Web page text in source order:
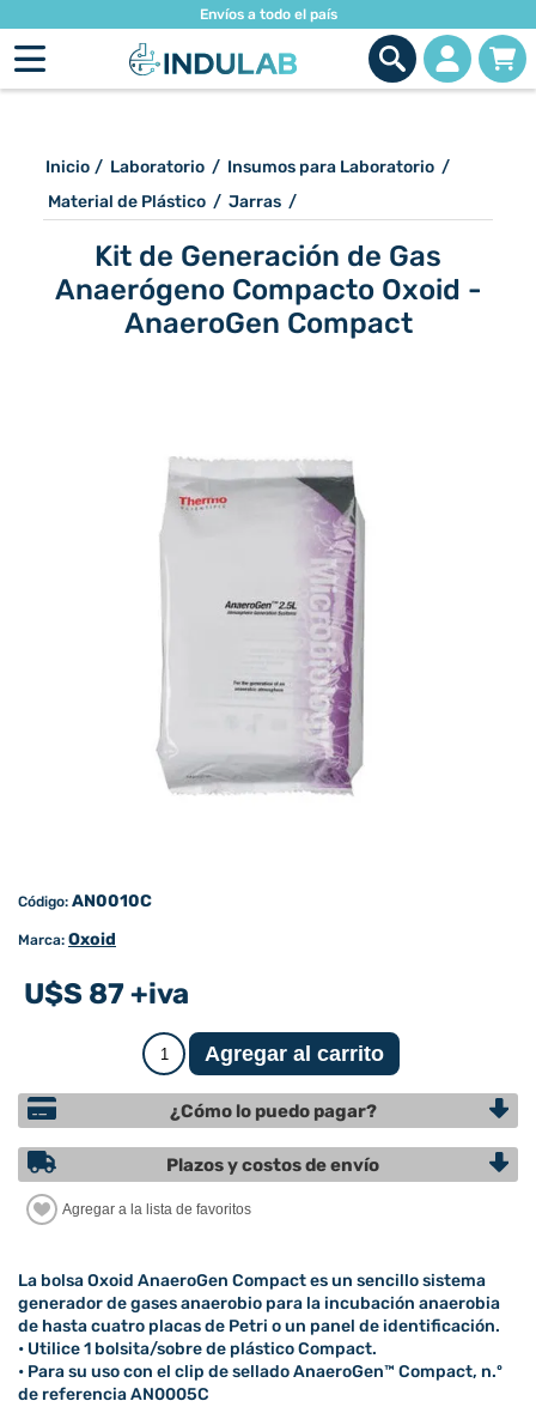
Envíos a todo el país
Inicio / Laboratorio / Insumos para Laboratorio /
Material de Plástico / Jarras /
Kit de Generación de Gas
Anaerógeno Compacto Oxoid -
AnaeroGen Compact
Código: AN0010C
Marca: Oxoid
U$S 87 +iva
¿Cómo lo puedo pagar?
Plazos y costos de envío
La bolsa Oxoid AnaeroGen Compact es un sencillo sistema
generador de gases anaerobio para la incubación anaerobia
de hasta cuatro placas de Petri o un panel de identificación.
• Utilice 1 bolsita/sobre de plástico Compact.
• Para su uso con el clip de sellado AnaeroGen™ Compact, n.º
de referencia AN0005C